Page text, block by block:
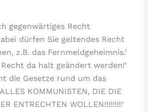
gegenwärtiges Recht
dürfen Sie geltendes Recht
z.B. das Fernmeldgeheimnis.’
Recht da halt geändert werden!’
die Gesetze rund um das
KOMMUNISTEN, DIE DIE
ENTRECHTEN WOLLEN!!!!!!!!!’